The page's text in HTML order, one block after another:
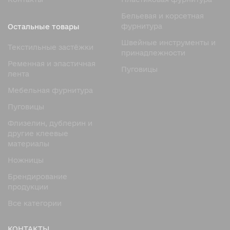
продукции YKK — прочность, плавную работу и
Преимущества молнии YKK с
печатью на ленте
Популярность, которую приобрела ykk молния с
функциональности.
Ключевые преимущества:
Оригинальный внешний вид
Возможность брендирования изделий
Устойчивость к износу
Долговечность
востребованными в различных сегментах швейного
Бельевая и корсетная
фурнитура
Швейные инструменты и
принадлежности
Пуговицы
Остальные товары
Текстильные застёжки
Ременная и эластичная
лента
Мебельная фурнитура
Пуговицы
Флизелин, дублерин и
другие клеевые
материалы
Ножницы
Брендирование
продукции
Все категории